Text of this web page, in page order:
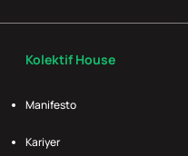
Kolektif House
Manifesto
Kariyer